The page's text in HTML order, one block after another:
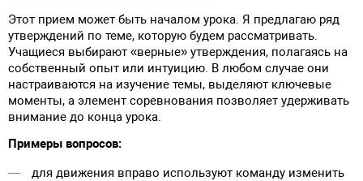
Этот прием может быть началом урока. Я предлагаю ряд
утверждений по теме, которую будем рассматривать.
Учащиеся выбирают «верные» утверждения, полагаясь на
собственный опыт или интуицию. В любом случае они
настраиваются на изучение темы, выделяют ключевые
моменты, а элемент соревнования позволяет удерживать
внимание до конца урока.
Примеры вопросов:
для движения вправо используют команду изменить